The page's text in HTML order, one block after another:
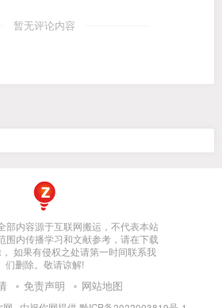
暂无评论内容
部内容源于互联网搬运，不代表本站
围内传播学习和文献参考，请在下载
如果有侵权之处请第一时间联系我
们删除。敬请谅解!
免责声明 网站地图